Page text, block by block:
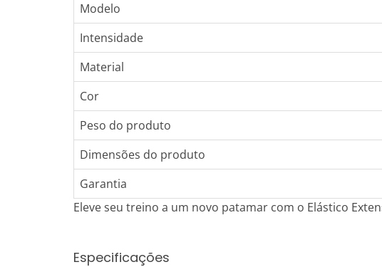
Modelo
Intensidade
Material
Cor
Peso do produto
Dimensões do produto
Garantia
Eleve seu treino a um novo patamar com o Elástico
Especificações